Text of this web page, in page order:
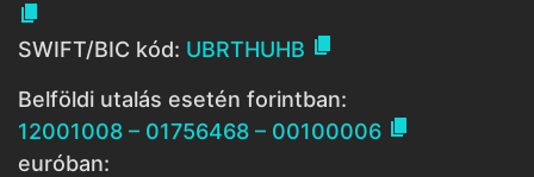

SWIFT/BIC kód: UBRTHUHB 
Belföldi utalás esetén forintban:
12001008 – 01756468 – 00100006 
euróban: